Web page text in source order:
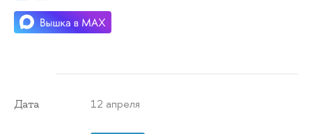
Дата 12 апреля